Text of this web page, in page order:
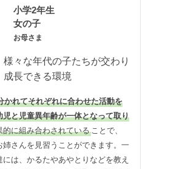
小学2年生
女の子
お母さま
様々な年代の子たちが交わり
成長できる環境
かれてそれぞれに合わせた活動を
児と児童異年齢が一体となって取り
的に組み合わされていることで、
姉さんを見習うことができます。一
は、かるたやあやとりなどを教え